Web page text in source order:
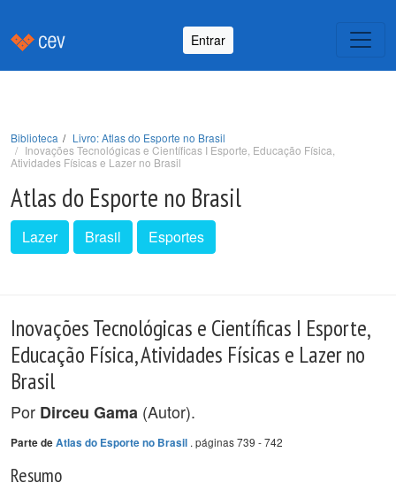
Entrar
Biblioteca
Livro: Atlas do Esporte no Brasil
Inovações Tecnológicas e Científicas I Esporte, Educação Física,
Atividades Físicas e Lazer no Brasil
Atlas do Esporte no Brasil
Lazer Brasil Esportes
Inovações Tecnológicas e Científicas I Esporte,
Educação Física, Atividades Físicas e Lazer no
Brasil
Por Dirceu Gama (Autor).
Parte deAtlas do Esporte no Brasil . páginas 739 - 742
Resumo